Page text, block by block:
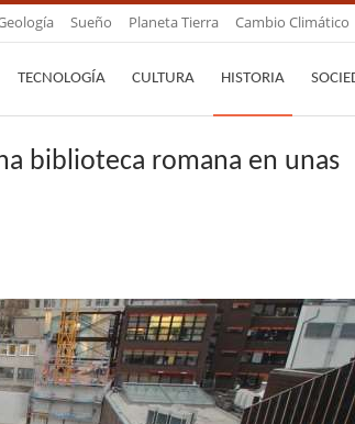
Sueño Planeta Tierra Cambio Climático
TECNOLOGÍA CULTURA HISTORIA
biblioteca romana en unas